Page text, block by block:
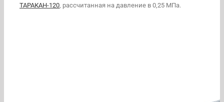
ТАРАКАН-120 , рассчитанная на давление в 0,25 МПа.